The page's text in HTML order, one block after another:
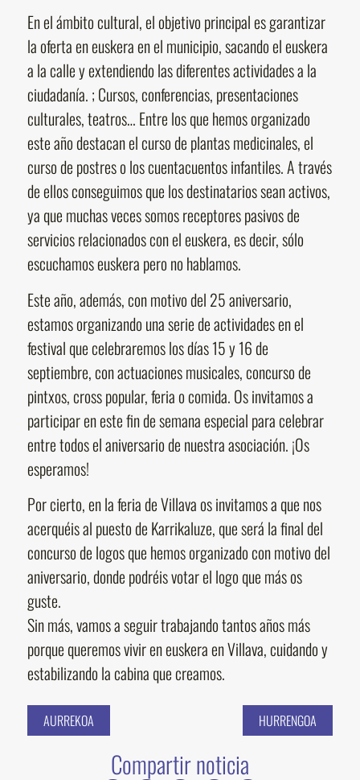
En el ámbito cultural, el objetivo principal es garantizar
la oferta en euskera en el municipio, sacando el euskera
a la calle y extendiendo las diferentes actividades a la
ciudadanía. ; Cursos, conferencias, presentaciones
culturales, teatros… Entre los que hemos organizado
este año destacan el curso de plantas medicinales, el
curso de postres o los cuentacuentos infantiles. A través
de ellos conseguimos que los destinatarios sean activos,
ya que muchas veces somos receptores pasivos de
servicios relacionados con el euskera, es decir, sólo
escuchamos euskera pero no hablamos.
Este año, además, con motivo del 25 aniversario,
estamos organizando una serie de actividades en el
festival que celebraremos los días 15 y 16 de
septiembre, con actuaciones musicales, concurso de
pintxos, cross popular, feria o comida. Os invitamos a
participar en este fin de semana especial para celebrar
entre todos el aniversario de nuestra asociación. ¡Os
esperamos!
Por cierto, en la feria de Villava os invitamos a que nos
acerquéis al puesto de Karrikaluze, que será la final del
concurso de logos que hemos organizado con motivo del
aniversario, donde podréis votar el logo que más os
guste.
Sin más, vamos a seguir trabajando tantos años más
porque queremos vivir en euskera en Villava, cuidando y
estabilizando la cabina que creamos.
AURREKOA HURRENGOA
Compartir noticia